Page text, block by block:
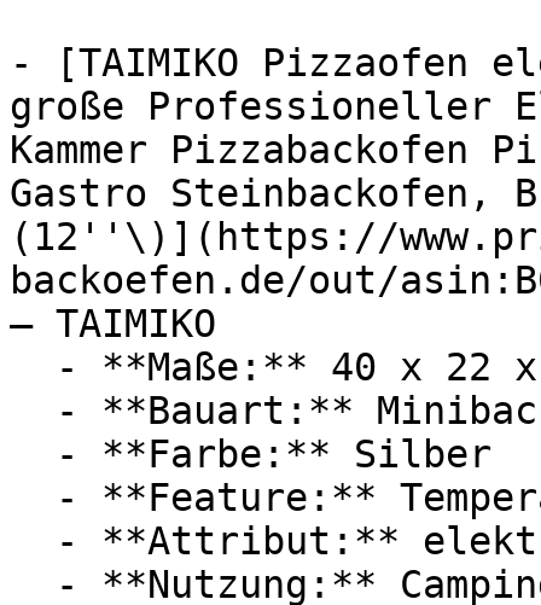
- [TAIMIKO Pizzaofen
große Professioneller
Kammer Pizzabackofen
Gastro Steinbackofen,
(12''\)](https://
backoefen.de/out/
— TAIMIKO